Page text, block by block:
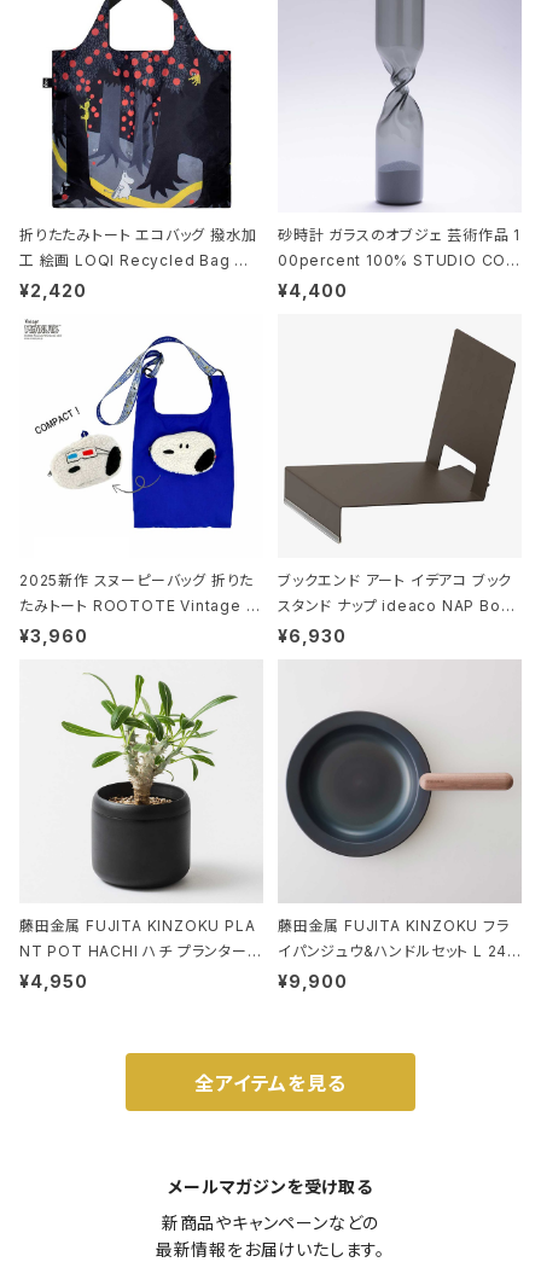
折りたたみトート エコバッグ 撥水加
工 絵画 LOQI Recycled Bag ロ
ーキー 大きめ トートバッグ MOOMI
¥2,420
砂時計 ガラスのオブジェ 芸術作品 1
00percent 100% STUDIO COH
AKU Timeless 100パーセント ス
¥4,400
2025新作 スヌーピーバッグ 折りた
たみトート ROOTOTE Vintage P
EANUTS ROO-shopper mid 84
ド.ピーナッツ-0P 3Dグラス
¥3,960
ブックエンド アート イデアコ ブック
スタンド ナップ ideaco NAP Book
stand ブラウン
¥6,930
藤田金属 FUJITA KINZOKU PLA
NT POT HACHI ハチ プランターポ
ット 3号 ブラック
¥4,950
藤田金属 FUJITA KINZOKU フラ
イパンジュウ&ハンドルセット L 24c
m ガス火・IH対応 鉄フライパン ウォ
¥9,900
全アイテムを見る
メールマガジンを受け取る
新商品やキャンペーンなどの
最新情報をお届けいたします。